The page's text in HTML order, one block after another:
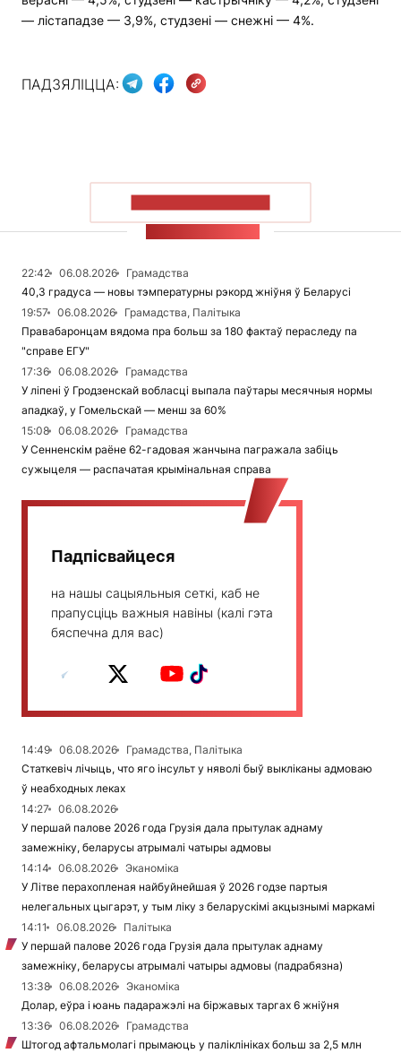
— лістападзе — 3,9%, студзені — снежні — 4%.
ПАДЗЯЛІЦЦА:
22:42 06.08.2026
Грамадства
40,3 градуса — новы тэмпературны рэкорд жніўня ў Беларусі
19:57
06.08.2026
Грамадства, Палітыка
Правабаронцам вядома пра больш за 180 фактаў пераследу па
"справе ЕГУ"
17:36
06.08.2026
Грамадства
У ліпені ў Гродзенскай вобласці выпала паўтары месячныя нормы
ападкаў, у Гомельскай — менш за 60%
15:08
06.08.2026
Грамадства
У Сенненскім раёне 62-гадовая жанчына пагражала забіць
сужыцеля — распачатая крымінальная справа
Падпісвайцеся
на нашы сацыяльныя сеткі, каб не
прапусціць важныя навіны (калі гэта
бяспечна для вас)
14:49 06.08.2026
Грамадства, Палітыка
Статкевіч лічыць, что яго інсульт у няволі быў выкліканы адмоваю
ў неабходных леках
14:27
06.08.2026
У першай палове 2026 года Грузія дала прытулак аднаму
замежніку, беларусы атрымалі чатыры адмовы
14:14
06.08.2026
Эканоміка
У Літве перахопленая найбуйнейшая ў 2026 годзе партыя
нелегальных цыгарэт, у тым ліку з беларускімі акцызнымі маркамі
14:11
06.08.2026
Палітыка
У першай палове 2026 года Грузія дала прытулак аднаму
замежніку, беларусы атрымалі чатыры адмовы (падрабязна)
13:38
06.08.2026
Эканоміка
Долар, еўра і юань падаражэлі на біржавых таргах 6 жніўня
13:36
06.08.2026
Грамадства
Штогод афтальмолагі прымаюць у паліклініках больш за 2,5 млн